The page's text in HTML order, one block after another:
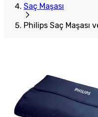
Saç Maşası
Philips Saç Maşası